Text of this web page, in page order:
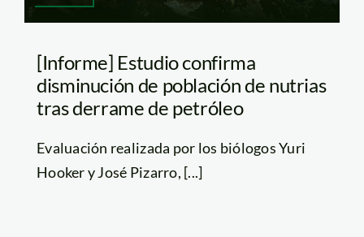
[Informe] Estudio confirma
disminución de población de nutrias
tras derrame de petróleo
Evaluación realizada por los biólogos Yuri
Hooker y José Pizarro, [...]